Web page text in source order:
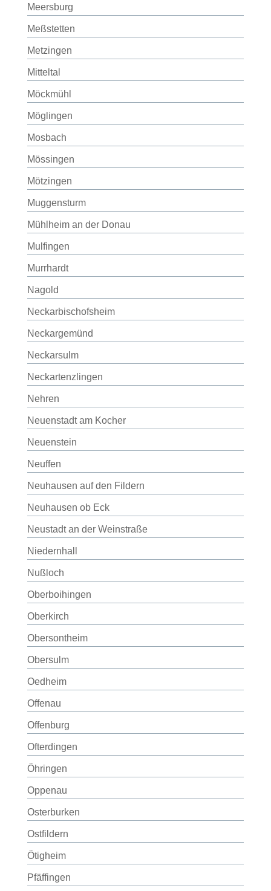
Meersburg
Meßstetten
Metzingen
Mitteltal
Möckmühl
Möglingen
Mosbach
Mössingen
Mötzingen
Muggensturm
Mühlheim an der Donau
Mulfingen
Murrhardt
Nagold
Neckarbischofsheim
Neckargemünd
Neckarsulm
Neckartenzlingen
Nehren
Neuenstadt am Kocher
Neuenstein
Neuffen
Neuhausen auf den Fildern
Neuhausen ob Eck
Neustadt an der Weinstraße
Niedernhall
Nußloch
Oberboihingen
Oberkirch
Obersontheim
Obersulm
Oedheim
Offenau
Offenburg
Ofterdingen
Öhringen
Oppenau
Osterburken
Ostfildern
Ötigheim
Pfäffingen